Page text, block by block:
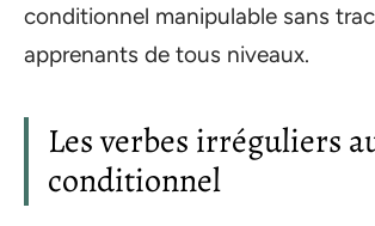
conditionnel manipulable sans
apprenants de tous niveaux.
Les verbes irréguliers
conditionnel